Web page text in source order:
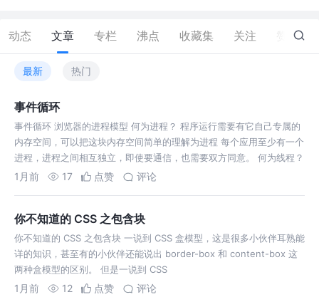
动态 文章 专栏 沸点 收藏集 关注 2
最新 热门
事件循环
事件循环 浏览器的进程模型 何为进程？ 程序运行需要有它自己专属的
内存空间，可以把这块内存空间简单的理解为进程 每个应用至少有一个
进程，进程之间相互独立，即使要通信，也需要双方同意。 何为线程？
有了
1月前 17 点赞 评论
你不知道的 CSS 之包含块
你不知道的 CSS 之包含块 一说到 CSS 盒模型，这是很多小伙伴耳熟能
详的知识，甚至有的小伙伴还能说出 border-box 和 content-box 这
两种盒模型的区别。 但是一说到 CSS
1月前 12 点赞 评论